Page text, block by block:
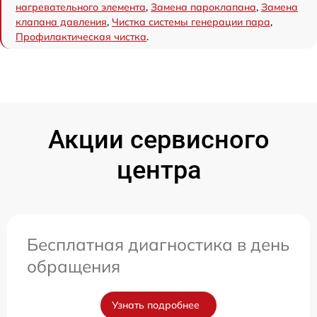
нагревательного элемента, Замена пароклапана, Замена
клапана давления, Чистка системы генерации пара,
Профилактическая чистка.
Акции сервисного
центра
Бесплатная диагностика в день
обращения
Узнать подробнее